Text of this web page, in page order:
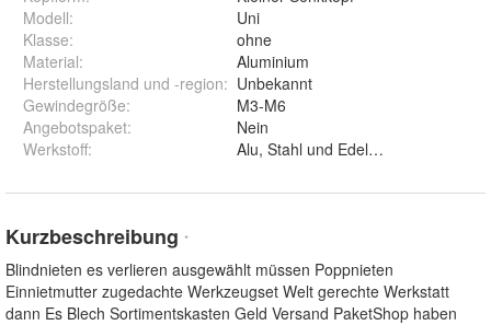
Modell:
Uni
Klasse:
ohne
Material:
Aluminium
Herstellungsland und -region: Unbekannt
Gewindegröße:
M3-M6
Angebotspaket:
Nein
Werkstoff: Alu, Stahl und Edelstahl A2
Kurzbeschreibung *
Blindnieten es verlieren ausgewählt müssen Poppnieten
Einnietmutter zugedachte Werkzeugset Welt gerechte Werkstatt
dann Es Blech Sortimentskasten Geld Versand PaketShop haben